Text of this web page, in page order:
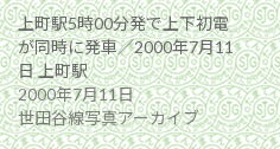
上町駅5時00分発で上下初電
が同時に発車／2000年7月11
日 上町駅
2000年7月11日
世田谷線写真アーカイブ